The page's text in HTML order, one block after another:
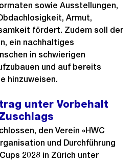
sowie Ausstellungen,
Armut,
fördert. Zudem soll der
ein nachhaltiges
in schwierigen
und auf bereits
hinzuweisen.
unter Vorbehalt
den Verein «HWC
und Durchführung
2028 in Zürich unter